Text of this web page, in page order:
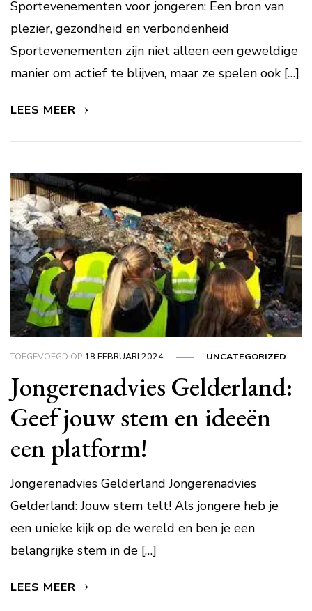
Sportevenementen voor jongeren: Een bron van
plezier, gezondheid en verbondenheid
Sportevenementen zijn niet alleen een geweldige
manier om actief te blijven, maar ze spelen ook […]
LEES MEER
TOEGEVOEGD OP 18 FEBRUARI 2024 UNCATEGORIZED
Jongerenadvies Gelderland:
Geef jouw stem en ideeën
een platform!
Jongerenadvies Gelderland Jongerenadvies
Gelderland: Jouw stem telt! Als jongere heb je
een unieke kijk op de wereld en ben je een
belangrijke stem in de […]
LEES MEER